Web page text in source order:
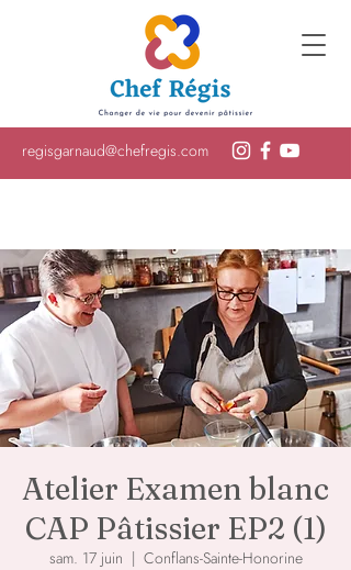
regisgarnaud@chefregis.com
Atelier Examen blanc
CAP Pâtissier EP2 (1)
sam. 17 juin
  |
Conflans-Sainte-Honorine